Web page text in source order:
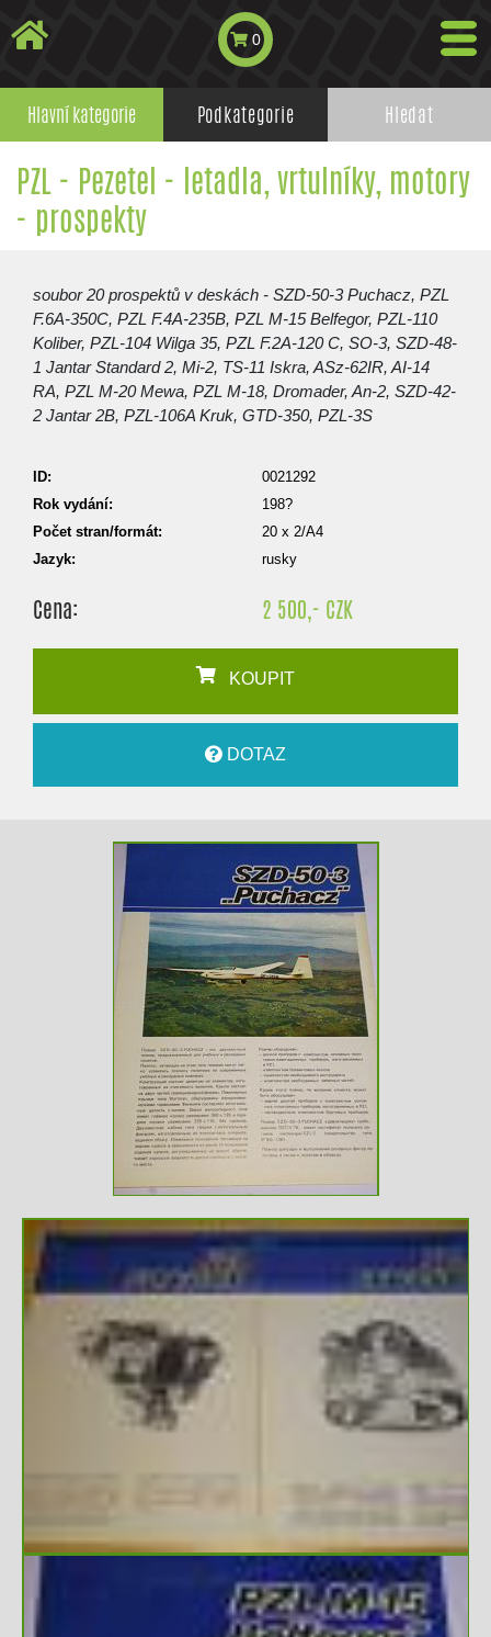
0
Hlavní kategorie Podkategorie Hledat
PZL - Pezetel - letadla, vrtulníky, motory
- prospekty
soubor 20 prospektů v deskách - SZD-50-3 Puchacz, PZL
F.6A-350C, PZL F.4A-235B, PZL M-15 Belfegor, PZL-110
Koliber, PZL-104 Wilga 35, PZL F.2A-120 C, SO-3, SZD-48-
1 Jantar Standard 2, Mi-2, TS-11 Iskra, ASz-62IR, AI-14
RA, PZL M-20 Mewa, PZL M-18, Dromader, An-2, SZD-42-
2 Jantar 2B, PZL-106A Kruk, GTD-350, PZL-3S
ID:
0021292
Rok vydání:
198?
Počet stran/formát:
20 x 2/A4
Jazyk:
rusky
Cena: 2 500,- CZK
KOUPIT
DOTAZ